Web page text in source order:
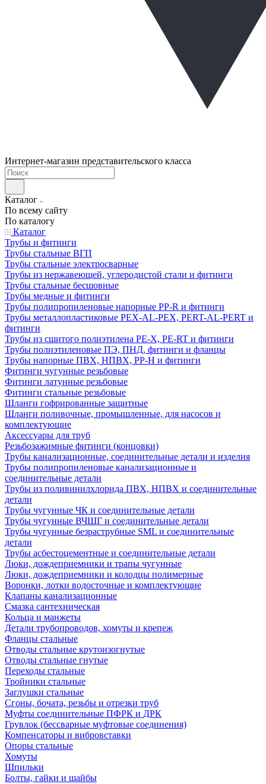
Интернет-магазин представительского класса
Каталог
По всему сайту
По каталогу
Каталог
Трубы и фитинги
Трубы стальные ВГП
Трубы стальные электросварные
Трубы из нержавеющей, углеродистой стали и фитинги
Трубы стальные бесшовные
Трубы медные и фитинги
Трубы полипропиленовые напорные PP-R и фитинги
Трубы металлопластиковые PEX-AL-PEX, PERT-AL-PERT и
фитинги
Трубы из сшитого полиэтилена PE-X, PE-RT и фитинги
Трубы полиэтиленовые ПЭ, ПНД, фитинги и фланцы
Трубы напорные ПВХ, НПВХ, PP-H и фитинги
Фитинги чугунные резьбовые
Фитинги латунные резьбовые
Фитинги стальные резьбовые
Шланги гофрированные защитные
Шланги поливочные, промышленные, для насосов и
комплектующие
Аксессуары для труб
Резьбозажимные фитинги (концовки)
Трубы канализационные, соединительные детали и изделия
Трубы полипропиленовые канализационные и
соединительные детали
Трубы из поливинилхлорида ПВХ, НПВХ и соединительные
детали
Трубы чугунные ЧК и соединительные детали
Трубы чугунные ВЧШГ и соединительные детали
Трубы чугунные безраструбные SML и соединительные
детали
Трубы асбестоцементные и соединительные детали
Люки, дождеприемники и трапы чугунные
Люки, дождеприемники и колодцы полимерные
Воронки, лотки водосточные и комплектующие
Клапаны канализационные
Смазка сантехническая
Кольца и манжеты
Детали трубопроводов, хомуты и крепеж
Фланцы стальные
Отводы стальные крутоизогнутые
Отводы стальные гнутые
Переходы стальные
Тройники стальные
Заглушки стальные
Сгоны, бочата, резьбы и отрезки труб
Муфты соединительные ПФРК и ДРК
Грувлок (бессварные муфтовые соединения)
Компенсаторы и вибровставки
Опоры стальные
Хомуты
Шпильки
Болты, гайки и шайбы